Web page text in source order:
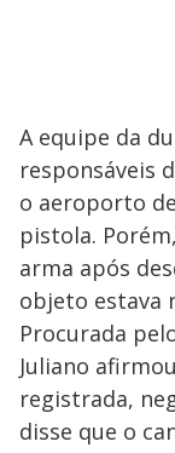
A equipe da
responsáveis
o aeroporto
pistola.
arma após
objeto estava
Procurada
Juliano
registrada,
disse que o